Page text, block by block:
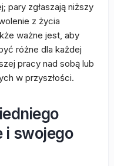
pary zgłaszają niższy
z życia
ważne jest, aby
różne dla każdej
pracy nad sobą lub
w przyszłości.
i swojego